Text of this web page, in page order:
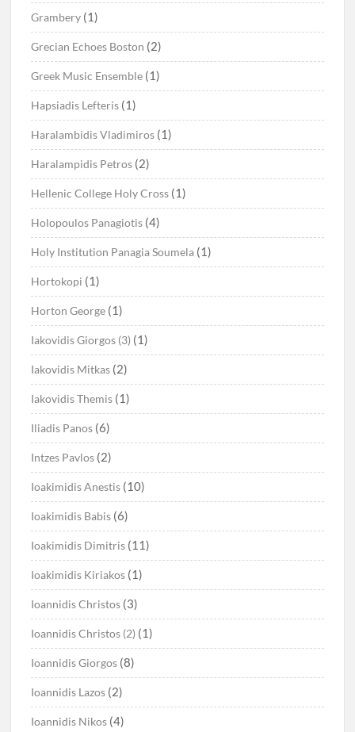
Grambery (1)
Grecian Echoes Boston (2)
Greek Music Ensemble (1)
Hapsiadis Lefteris (1)
Haralambidis Vladimiros (1)
Haralampidis Petros (2)
Hellenic College Holy Cross (1)
Holopoulos Panagiotis (4)
Holy Institution Panagia Soumela (1)
Hortokopi (1)
Horton George (1)
Iakovidis Giorgos (3) (1)
Iakovidis Mitkas (2)
Iakovidis Themis (1)
Iliadis Panos (6)
Intzes Pavlos (2)
Ioakimidis Anestis (10)
Ioakimidis Babis (6)
Ioakimidis Dimitris (11)
Ioakimidis Kiriakos (1)
Ioannidis Christos (3)
Ioannidis Christos (2) (1)
Ioannidis Giorgos (8)
Ioannidis Lazos (2)
Ioannidis Nikos (4)